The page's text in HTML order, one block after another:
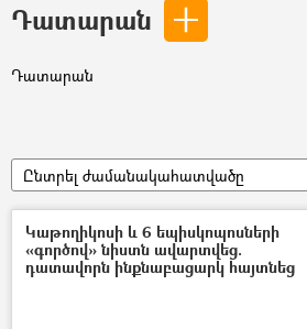
Դատարան
Դատարան
Ընտրել ժամանակահատվածը
Կաթողիկոսի և 6 եպիսկոպոսների
«գործով» նիստն ավարտվեց.
դատավորն ինքնաբացարկ հայտնեց